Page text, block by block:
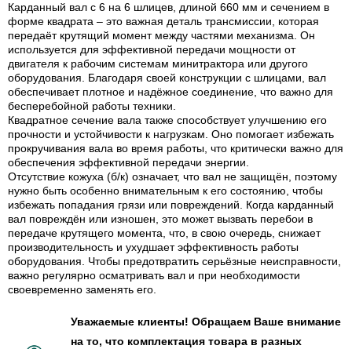
Карданный вал с 6 на 6 шлицев, длиной 660 мм и сечением в
форме квадрата – это важная деталь трансмиссии, которая
передаёт крутящий момент между частями механизма. Он
используется для эффективной передачи мощности от
двигателя к рабочим системам минитрактора или другого
оборудования. Благодаря своей конструкции с шлицами, вал
обеспечивает плотное и надёжное соединение, что важно для
бесперебойной работы техники.
Квадратное сечение вала также способствует улучшению его
прочности и устойчивости к нагрузкам. Оно помогает избежать
прокручивания вала во время работы, что критически важно для
обеспечения эффективной передачи энергии.
Отсутствие кожуха (б/к) означает, что вал не защищён, поэтому
нужно быть особенно внимательным к его состоянию, чтобы
избежать попадания грязи или повреждений. Когда карданный
вал повреждён или изношен, это может вызвать перебои в
передаче крутящего момента, что, в свою очередь, снижает
производительность и ухудшает эффективность работы
оборудования. Чтобы предотвратить серьёзные неисправности,
важно регулярно осматривать вал и при необходимости
своевременно заменять его.
Уважаемые клиенты! Обращаем Ваше внимание
на то, что комплектация товара в разных